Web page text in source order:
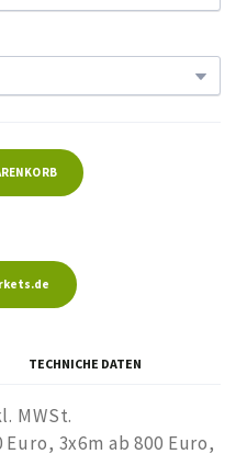
TECHNICHE DATEN
MWSt.
3x6m ab 800 Euro,